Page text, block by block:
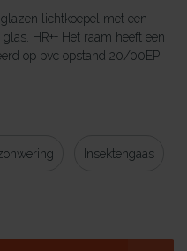
lichtkoepel met een
HR++ Het raam heeft een
op pvc opstand 20/00EP
Insektengaas